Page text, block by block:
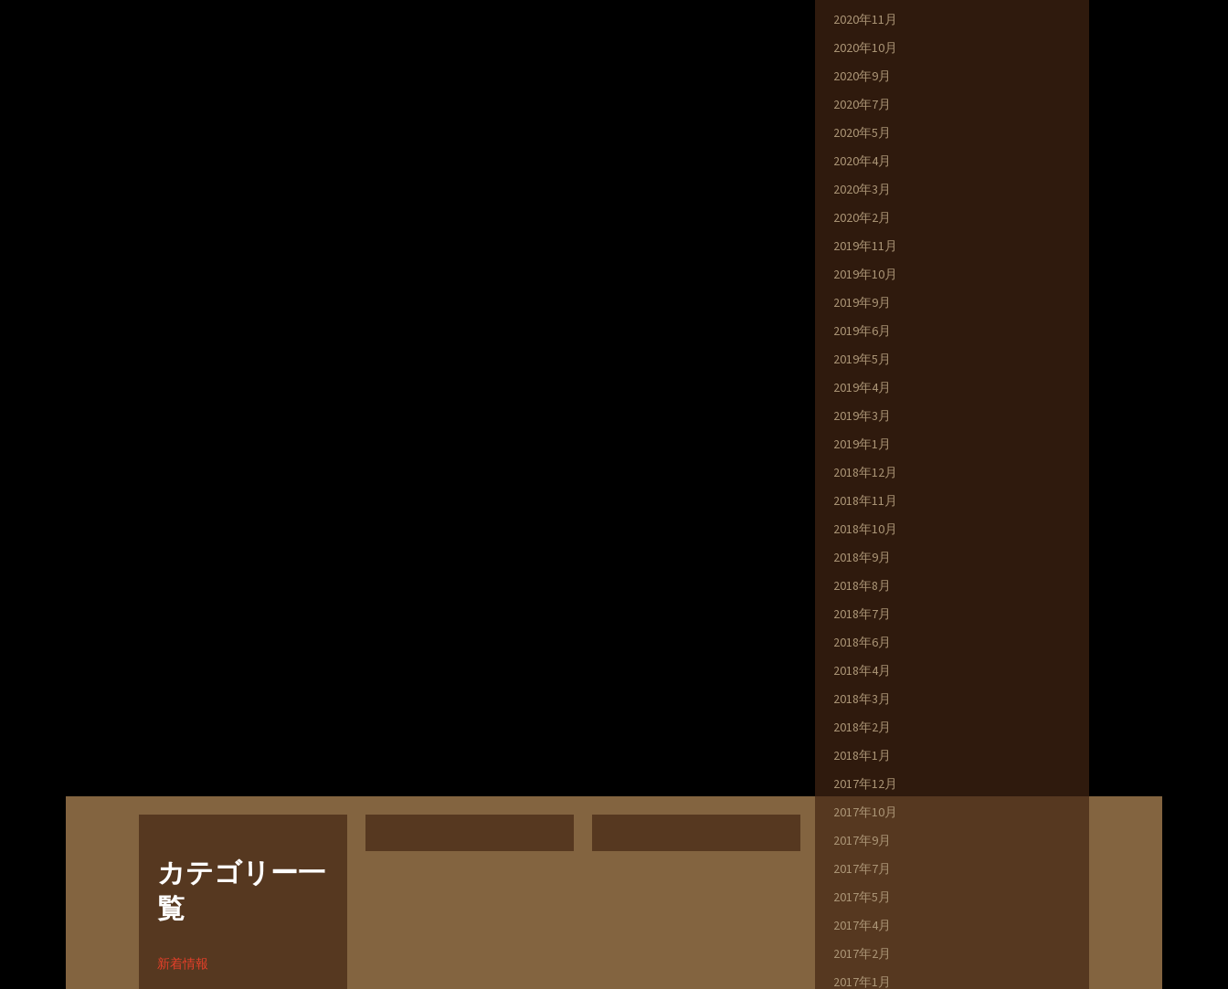
2020年11月
2020年10月
2020年9月
2020年7月
2020年5月
2020年4月
2020年3月
2020年2月
2019年11月
2019年10月
2019年9月
2019年6月
2019年5月
2019年4月
2019年3月
2019年1月
2018年12月
2018年11月
2018年10月
2018年9月
2018年8月
2018年7月
2018年6月
2018年4月
2018年3月
2018年2月
2018年1月
2017年12月
2017年10月
2017年9月
2017年7月
2017年5月
2017年4月
2017年2月
2017年1月
カテゴリー一
覧
新着情報